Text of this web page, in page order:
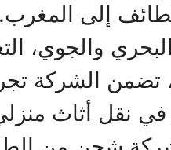
إلى
والجوي،
تضمن الشركة
نقل أثاث